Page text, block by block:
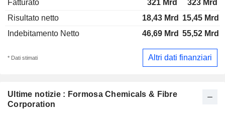
Ultime notizie : Formosa Chemicals & Fibre
Corporation
Fatturato
321 Mrd
323 Mrd
Risultato netto
18,43 Mrd
15,45 Mrd
Indebitamento Netto
46,69 Mrd 55,52 Mrd
* Dati stimati Altri dati finanziari